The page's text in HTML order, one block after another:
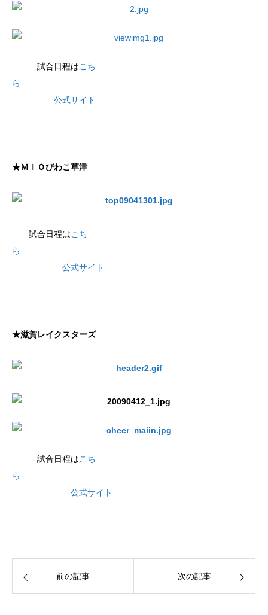
試合日程はこち
ら
公式サイト
★ＭＩＯびわこ草津
試合日程はこち
ら
公式サイト
★滋賀レイクスターズ
試合日程はこち
ら
公式サイト
前の記事 次の記事